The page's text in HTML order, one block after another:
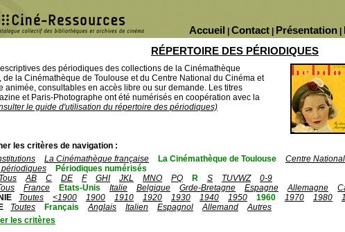
Présentation
Contact
Accueil
RÉPERTOIRE DES PÉRIODIQUES
des périodiques des collections de la Cinémathèque
de la Cinémathèque de Toulouse et du Centre National du Cinéma et
animée, consultables en accès libre ou sur demande. Les titres
et Paris-Photographe ont été numérisés en coopération avec la
le guide d'utilisation du répertoire des périodiques)
les critères de navigation :
La Cinémathèque française La Cinémathèque de Toulouse
Centre
périodiques
Périodiques numérisés
Tous AB C DE F GHI JKL MNO PQ R S TUVWZ
0-9
France Etats-Unis Italie Belgique Grde-Bretagne Espagne Allemagne
Toutes <1900 1900 1910 1920 1930 1940 1950 1960 1970 1980
Toutes Français Anglais Italien Espagnol Allemand
Autres
les critères